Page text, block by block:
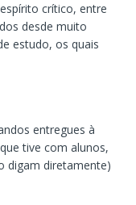
crítico, entre
desde muito
estudo, os quais
entregues à
tive com alunos,
digam diretamente)